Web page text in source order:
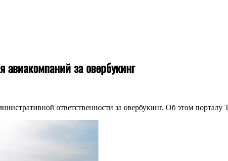
за овербукинг
ответственности за овербукинг. Об этом